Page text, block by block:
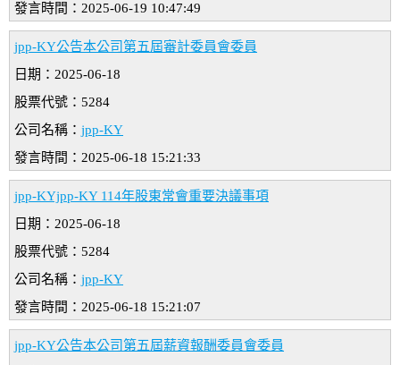
發言時間：2025-06-19 10:47:49
jpp-KY公告本公司第五屆審計委員會委員
日期：2025-06-18
股票代號：5284
公司名稱： jpp-KY
發言時間：2025-06-18 15:21:33
jpp-KYjpp-KY 114年股東常會重要決議事項
日期：2025-06-18
股票代號：5284
公司名稱： jpp-KY
發言時間：2025-06-18 15:21:07
jpp-KY公告本公司第五屆薪資報酬委員會委員